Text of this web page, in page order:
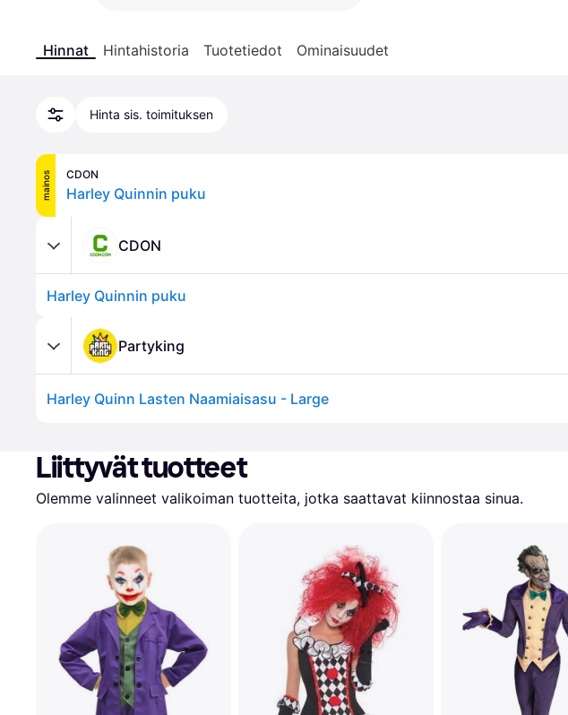
Hinnat Hintahistoria Tuotetiedot Ominaisuudet
Hinta sis. toimituksen
mainos CDON
Harley Quinnin puku
CDON
Harley Quinnin puku
Partyking
Harley Quinn Lasten Naamiaisasu - Large
Liittyvät tuotteet
Olemme valinneet valikoiman tuotteita, jotka saattavat kiinnostaa sinua.